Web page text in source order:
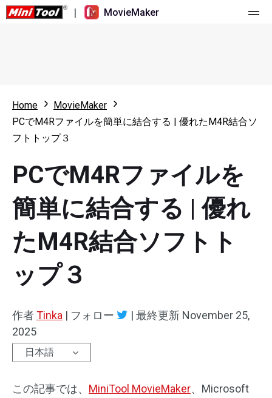
| MovieMaker
更新履歴
マルチトラック動画編集
アスペクト比
速度変更/リバース
トリミング/スプリット/クロップ
テキスト/エレメント
動画エフェクト
動画色調整
リソース
ビデオ編集のヒント
画面録画ツール
動画変換ツール
オンライン動画ダウンロード ツール
Home
MovieMaker
PCでM4Rファイルを簡単に結合する | 優れたM4R結合ソ
フトトップ３
PCでM4Rファイルを
簡単に結合する | 優れ
たM4R結合ソフトト
ップ３
作者Tinka | フォロー | 最終更新 November 25,
2025
日本語
この記事では、 MiniTool MovieMaker、Microsoft